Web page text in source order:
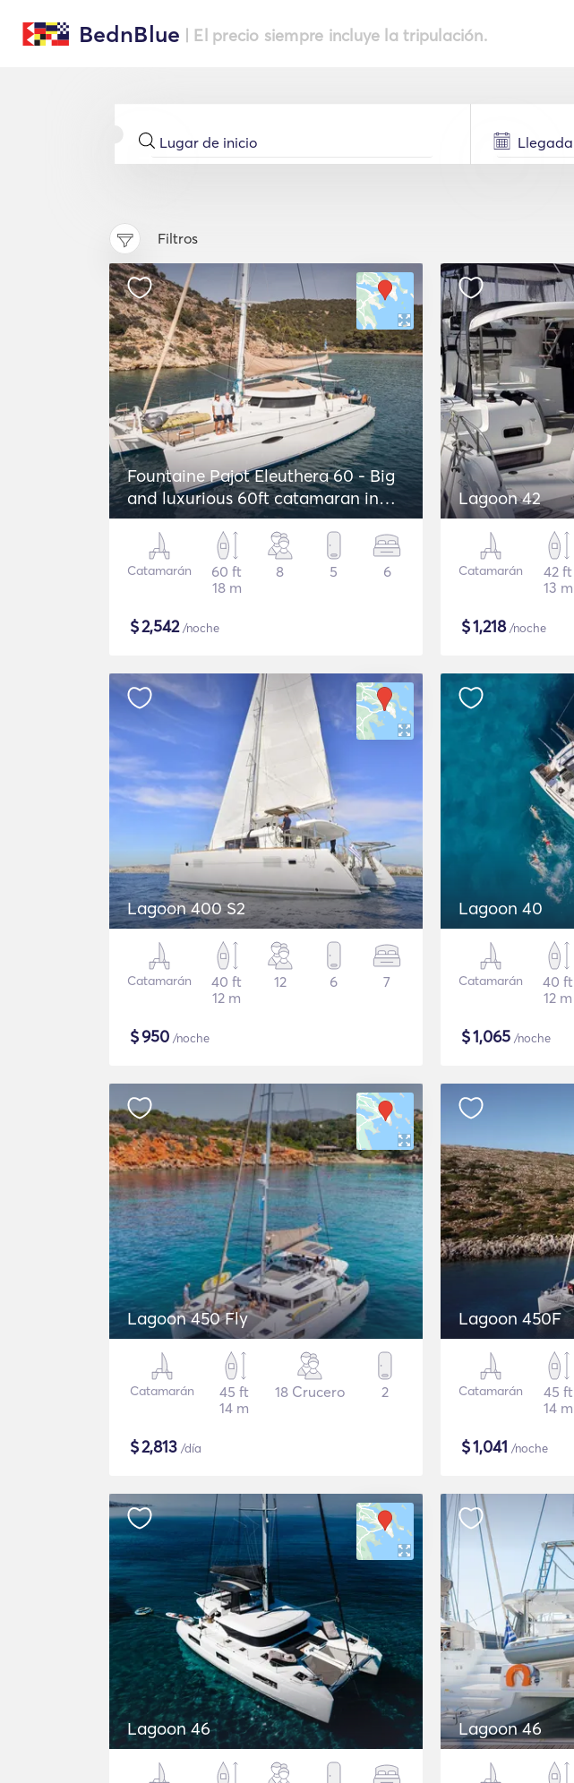
BednBlue | El precio siempre incluye la tripulación.
Filtros
Fountaine Pajot Eleuthera 60 - Big
and luxurious 60ft catamaran in
Greece!
Catamarán
60 ft
18 m
8 5 6
$2,542/noche
Lagoon 42
Catamarán
42 ft
13 m
$1,218/noche
Lagoon 400 S2
Catamarán
40 ft
12 m
12 6 7
$950 /noche
Lagoon 40
Catamarán
40 ft
12 m
$1,065 /noche
Lagoon 450 Fly
Catamarán
45 ft
14 m
18 Crucero 2
$2,813 /día
Lagoon 450F
Catamarán
45 ft
14 m
$1,041 /noche
Lagoon 46 Lagoon 46